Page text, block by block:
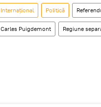
Internaţional Politică
Carles Puigdemont Regiune